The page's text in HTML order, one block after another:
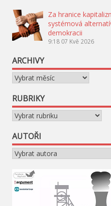
Za hranice
systémová
demokracii
9:18 07 Kvě 2026
ARCHIVY
Archivy
RUBRIKY
Rubriky
AUTOŘI